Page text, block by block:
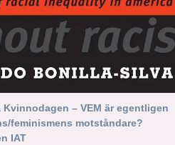
– VEM är egentligen
feminismens motståndare?
IAT